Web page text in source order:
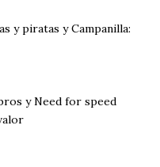
y piratas y Campanilla:
y Need for speed